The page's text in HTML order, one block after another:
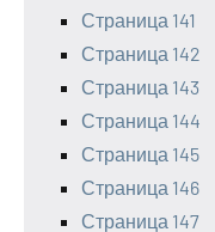
Страница 141
Страница 142
Страница 143
Страница 144
Страница 145
Страница 146
Страница 147